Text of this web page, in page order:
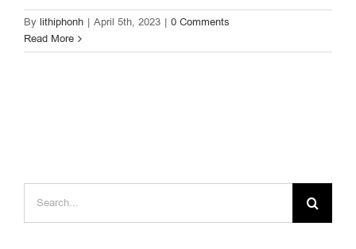
By lithiphonh | April 5th, 2023 | 0 Comments
Read More